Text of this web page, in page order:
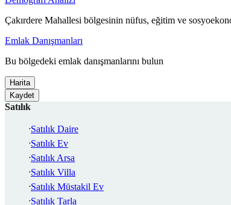
Çakırdere Mahallesi bölgesinin nüfus, eğitim ve
Emlak Danışmanları
Bu bölgedeki emlak danışmanlarını bulun
Harita
Kaydet
Satılık
Satılık Daire
Satılık Ev
Satılık Arsa
Satılık Villa
Satılık Müstakil Ev
Satılık Tarla